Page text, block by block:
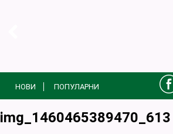
БЛОГ
ПРОИЗВОДИ
КАМПАЊИ
ЧПП
НОВИ ПОПУЛАРНИ
img_1460465389470_613